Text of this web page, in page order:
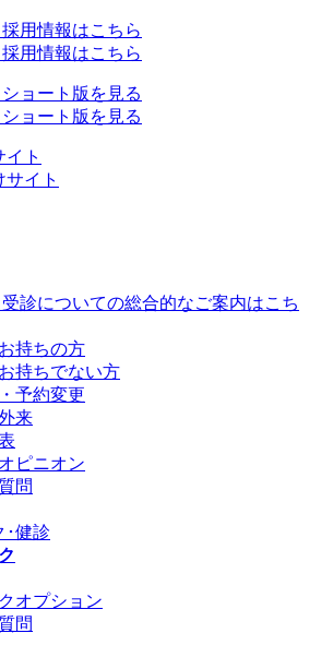
ト
サイト
受診についての総合的なご案内はこち
持ちの方
持ちでない方
予約変更
来
ピニオン
問
･健診
オプション
問